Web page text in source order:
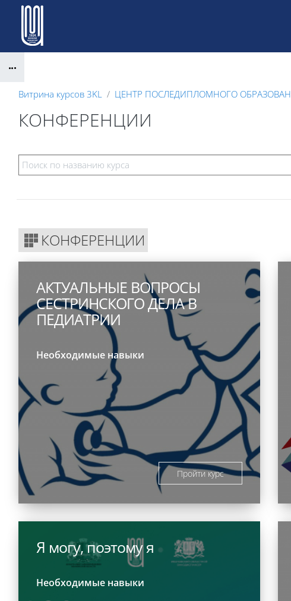
Перейти к основному содержанию
Блоки
Витрина курсов 3KL ЦЕНТР ПОСЛЕДИПЛОМНОГО
КОНФЕРЕНЦИИ
Блоки
КОНФЕРЕНЦИИ
АКТУАЛЬНЫЕ ВОПРОСЫ
СЕСТРИНСКОГО ДЕЛА В
ПЕДИАТРИИ
Необходимые навыки
Пройти курс
Я могу, поэтому я
Необходимые навыки